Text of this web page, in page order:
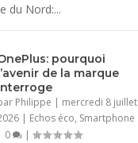
du Nord:...
pourquoi
de la marque
Philippe | mercredi 8 juillet
| Echos éco, Smartphone
0 |